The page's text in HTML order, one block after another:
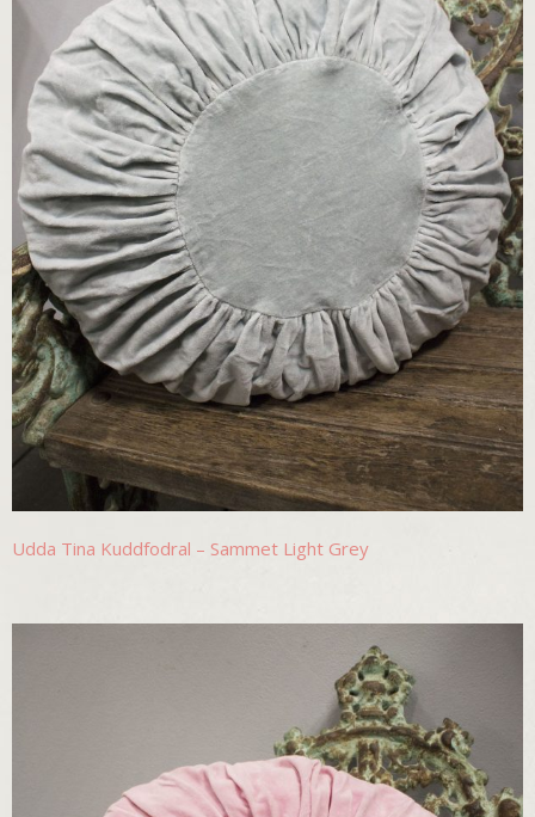
Udda Tina Kuddfodral – Sammet Light Grey